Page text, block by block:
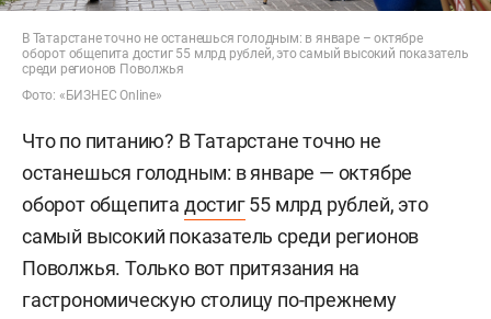
В Татарстане точно не останешься голодным: в январе – октябре
оборот общепита достиг 55 млрд рублей, это самый высокий показатель
среди регионов Поволжья
Фото: «БИЗНЕС Online»
Что по питанию? В Татарстане точно не
останешься голодным: в январе — октябре
оборот общепита достиг55 млрд рублей, это
самый высокий показатель среди регионов
Поволжья. Только вот притязания на
гастрономическую столицу по-прежнему